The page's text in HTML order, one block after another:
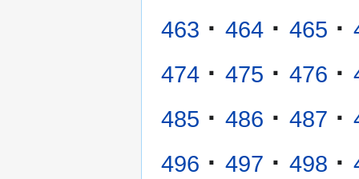
463 · 464 · 465 ·
474 · 475 · 476 ·
485 · 486 · 487 ·
496 · 497 · 498 ·